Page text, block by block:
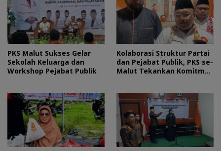
PKS Malut Sukses Gelar
Sekolah Keluarga dan
Workshop Pejabat Publik
Kolaborasi Struktur Partai
dan Pejabat Publik, PKS se-
Malut Tekankan Komitmen